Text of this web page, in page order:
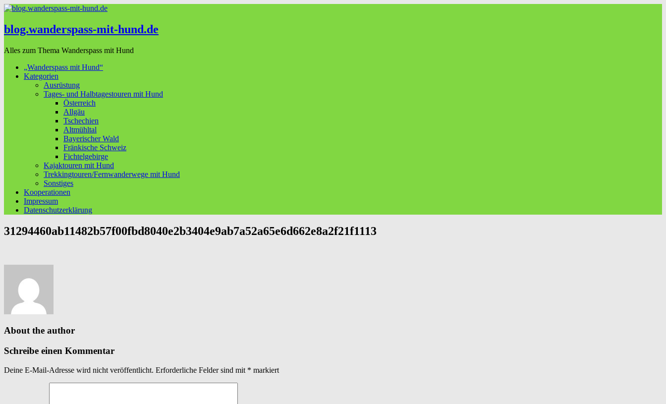
blog.wanderspass-mit-hund.de
Alles zum Thema Wanderspass mit Hund
„Wanderspass mit Hund“
Kategorien
Ausrüstung
Tages- und Halbtagestouren mit Hund
Österreich
Allgäu
Tschechien
Altmühltal
Bayerischer Wald
Fränkische Schweiz
Fichtelgebirge
Kajaktouren mit Hund
Trekkingtouren/Fernwanderwege mit Hund
Sonstiges
Kooperationen
Impressum
Datenschutzerklärung
31294460ab11482b57f00fbd8040e2b3404e9ab7a52a65e6d662e8a2f21f1113
About the author
Schreibe einen Kommentar
Deine E-Mail-Adresse wird nicht veröffentlicht. Erforderliche Felder sind mit * markiert